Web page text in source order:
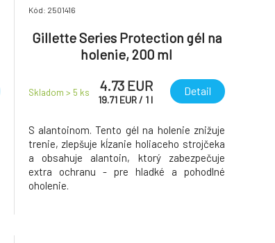
Kód: 2501416
Gillette Series Protection gél na
holenie, 200 ml
Skladom > 5 ks 4.73 EUR
19.71 EUR/ 1 l
Detail
S alantoinom. Tento gél na holenie znižuje
trenie, zlepšuje kĺzanie holiaceho strojčeka
a obsahuje alantoin, ktorý zabezpečuje
extra ochranu - pre hladké a pohodlné
oholenie.